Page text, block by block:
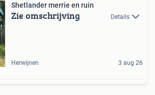
Shetlander merrie en ruin
Zie omschrijving Details
Herwijnen 3 aug 26